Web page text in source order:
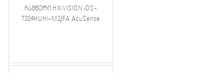
ჩამწერი HIKVISION iDS-
7204HUHI-M2/FA AcuSense